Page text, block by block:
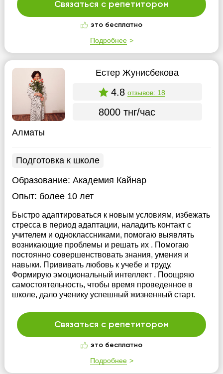
Связаться с репетитором
это бесплатно
Подробнее
Естер Жунисбекова
4.8 отзывов: 18
8000 тнг/час
Алматы
Подготовка к школе
Образование: Академия Кайнар
Опыт: более 10 лет
Быстро адаптироваться к новым условиям, избежать
стресса в период адаптации, наладить контакт с
учителем и одноклассниками, помогаю выявлять
возникающие проблемы и решать их . Помогаю
постоянно совершенствовать знания, умения и
навыки. Прививать любовь к учебе и труду.
Формирую эмоциональный интеллект . Поощряю
самостоятельность, чтобы время проведенное в
школе, дало ученику успешный жизненный старт.
Связаться с репетитором
это бесплатно
Подробнее